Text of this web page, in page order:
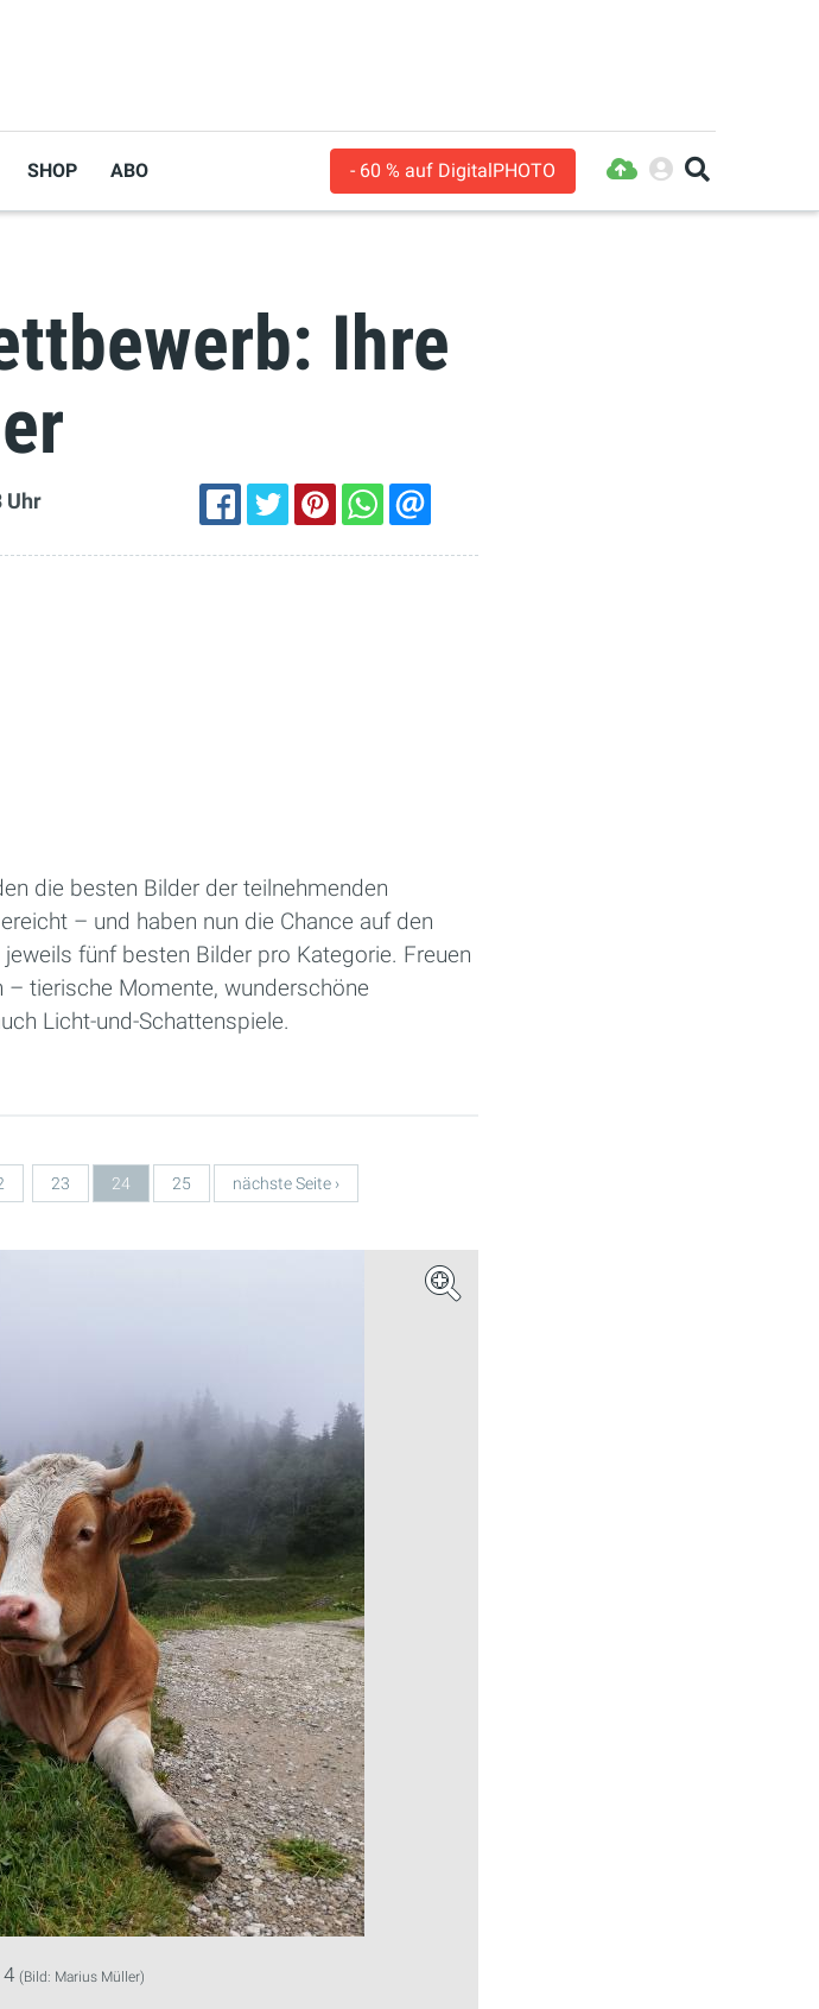
SHOP ABO - 60 % auf DigitalPHOTO
Ihre
Uhr
die besten Bilder der teilnehmenden
– und haben nun die Chance auf den
fünf besten Bilder pro Kategorie. Freuen
tierische Momente, wunderschöne
Licht-und-Schattenspiele.
23 24 25 nächste Seite ›
(Bild: Marius Müller)